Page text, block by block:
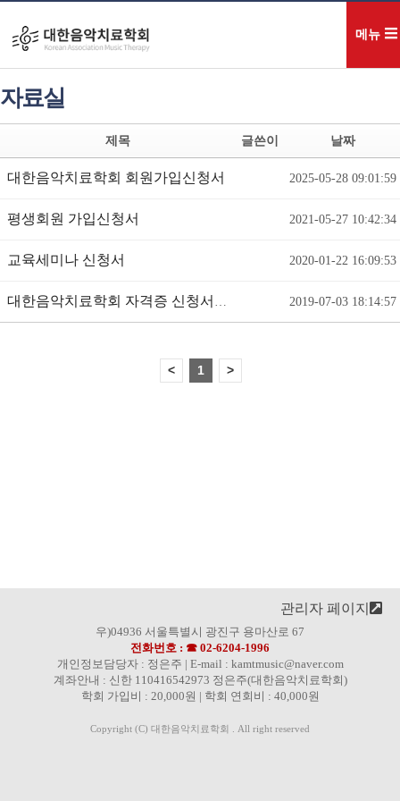
메뉴
자료실
제목 글쓴이 날짜
대한음악치료학회 회원가입신청서 2025-05-28 09:01:59
평생회원 가입신청서 2021-05-27 10:42:34
교육세미나 신청서 2020-01-22 16:09:53
대한음악치료학회 자격증 신청서(신규 및 갱신) 2019-07-03 18:14:57
< 1 >
관리자 페이지
우)04936 서울특별시 광진구 용마산로 67
전화번호 : ☎ 02-6204-1996
개인정보담당자 : 정은주 | E-mail : kamtmusic@naver.com
계좌안내 : 신한 110416542973 정은주(대한음악치료학회)
학회 가입비 : 20,000원 | 학회 연회비 : 40,000원
Copyright (C) 대한음악치료학회 . All right reserved